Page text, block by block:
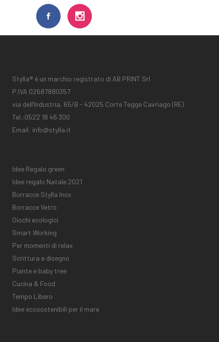
Stylla® è un marchio registrato di AB PRINT Srl
P.IVA 02687880357
via dell’Industria, 65/B - 42025 Corte Tegge Cavriago (RE)
Tel.:0522 18 46 300
Email: info@stylla.it
Idee Regalo green
Idee regalo Natale 2021
Borracce Stylla Inox
Borracce Vetro
Giochi ecologici
Smart Working
Per momenti di relax
Scrittura e disegno
Piante e baby tree
Cucina & Food
Tempo Libero
Idee ecosostenibili per il mare